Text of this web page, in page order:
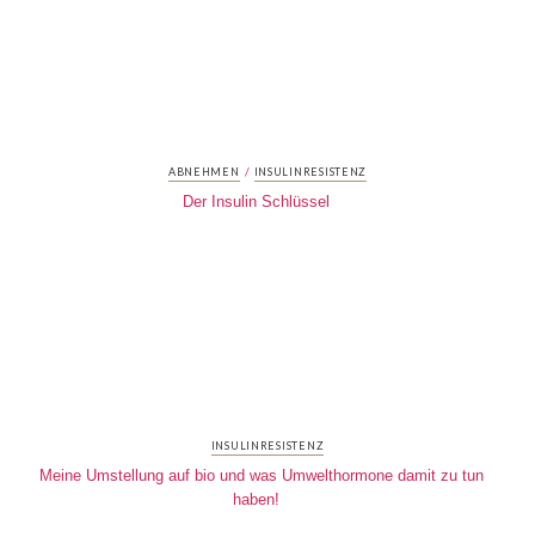
ABNEHMEN / INSULINRESISTENZ
Der Insulin Schlüssel
INSULINRESISTENZ
Meine Umstellung auf bio und was Umwelthormone damit zu tun
haben!